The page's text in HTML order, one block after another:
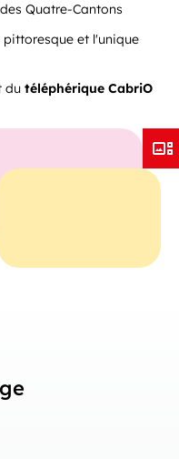
Quatre-Cantons
et l'unique
du téléphérique CabriO